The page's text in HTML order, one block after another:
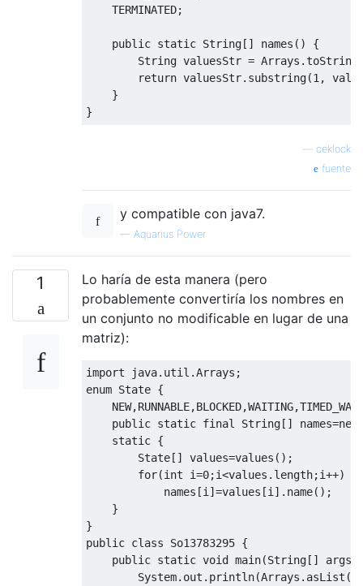
    TERMINATED
;
public static String[] names ()
{
String valuesStr = Arrays .toString
return valuesStr. substring(1 ,
}
}
ceklock
fuente
y compatible con java7.
— Aquarius Power
1
Lo haría de esta manera (pero
probablemente convertiría los nombres en
un conjunto no modificable en lugar de una
matriz):
import java. util .Arrays ;
enum State {
    NEW
,RUNNABLE,BLOCKED,WAITING,
public static final String[] names=new
static {
State[] values=values ();
for(int i=0;i<values . length;i++)
            names
[i ]=values [i ]. name();
}
}
public class So13783295 {
public static void main(String[] args
System. out . println(Arrays . asList (